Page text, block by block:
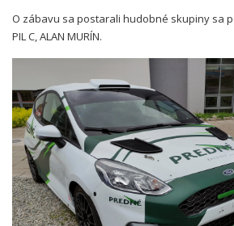
O zábavu sa postarali hudobné skupiny sa
PIL C, ALAN MURÍN.